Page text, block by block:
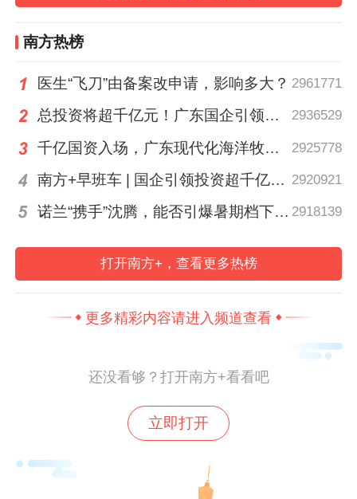
们共同驻守的国旗，跨越山河来到现场，在
全场注目下展示。
随后，歌舞朗诵《长征精神》登台表演，孩
子们用饱满的台词和富有感染力的演绎，深
情回望红军长征的峥嵘岁月，进一步点燃爱
“十五年拥军路，我深刻体会到，爱国不是一
军人物张国通登台致辞。他鼓励青少年从小
量，以实际行动关心国防、热爱国防。活动
间隙，人民英雄麦贤得等英模代表与少先队
员亲切交流，勉励大家走好新时代长征路。
南方热榜
医生“飞刀”由备案改申请，影响多大？ 2961771
总投资将超千亿元！广东国企引领现代化海洋牧场建设 2936529
千亿国资入场，广东现代化海洋牧场建设进入2.0时代｜聊点政经事 2925778
南方+早班车 | 国企引领投资超千亿！广东现代化海洋牧场建设提速 2920921
诺兰“携手”沈腾，能否引爆暑期档下半场？｜小南荐片 2918139
打开南方+，查看更多热榜
更多精彩内容请进入频道查看
还没看够？打开南方+看看吧
立即打开